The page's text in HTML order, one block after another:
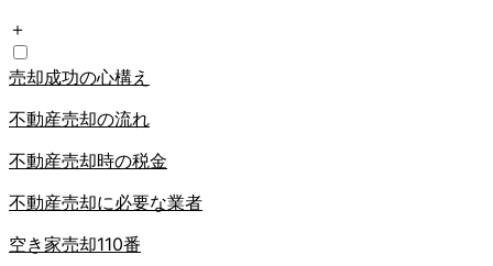
＋
売却成功の心構え
不動産売却の流れ
不動産売却時の税金
不動産売却に必要な業者
空き家売却110番